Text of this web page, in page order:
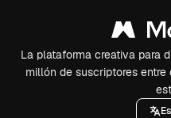
La plataforma creativa para
millón de suscriptores entre